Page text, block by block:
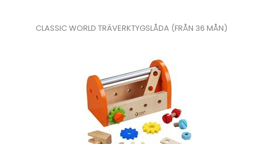
CLASSIC WORLD TRÄVERKTYGSLÅDA (FRÅN 36 MÅN)